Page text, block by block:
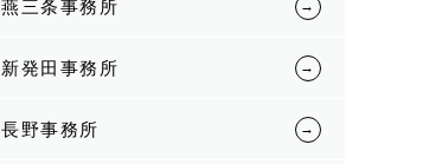
燕三条事務所
新発田事務所
長野事務所